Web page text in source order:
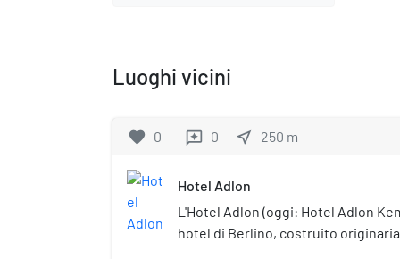
Luoghi vicini
favorite 0 reviews 0 near_me 250 m
Hotel Adlon
L'Hotel Adlon (oggi: Hotel Adlon
hotel di Berlino, costruito